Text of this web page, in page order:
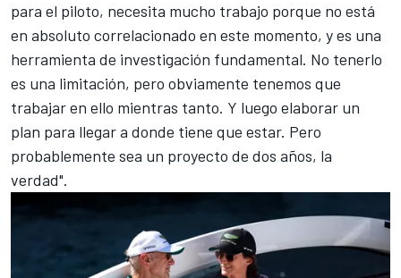
para el piloto, necesita mucho trabajo porque no está
en absoluto correlacionado en este momento, y es una
herramienta de investigación fundamental. No tenerlo
es una limitación, pero obviamente tenemos que
trabajar en ello mientras tanto. Y luego elaborar un
plan para llegar a donde tiene que estar. Pero
probablemente sea un proyecto de dos años, la
verdad".